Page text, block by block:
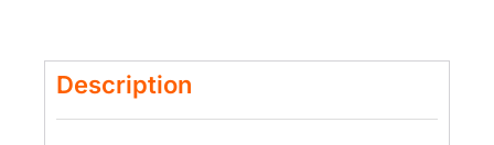
Description